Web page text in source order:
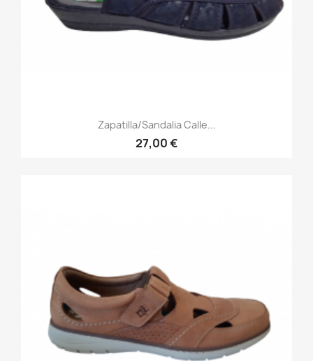
Zapatilla/Sandalia Calle...
27,00 €